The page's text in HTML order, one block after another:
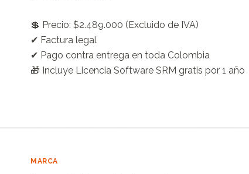
💲 Precio: $2.489.000 (Excluido de IVA)
✔ Factura legal
✔ Pago contra entrega en toda Colombia
🎁 Incluye Licencia Software SRM gratis por 1 año
MARCA